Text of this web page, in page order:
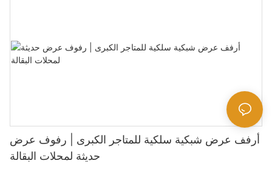
أرفف عرض شبكية سلكية للمتاجر الكبرى | رفوف عرض
حديثة لمحلات البقالة